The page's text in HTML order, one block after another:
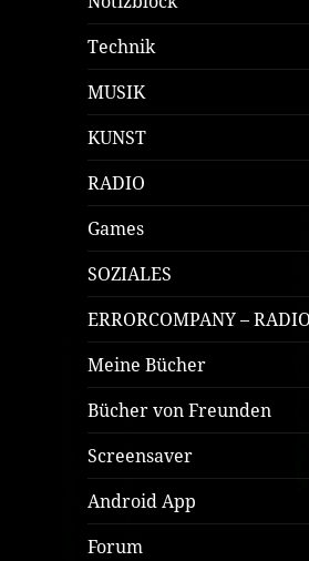
Technik
MUSIK
KUNST
RADIO
Games
SOZIALES
ERRORCOMPANY – RADIO
Meine Bücher
Bücher von Freunden
Screensaver
Android App
Forum